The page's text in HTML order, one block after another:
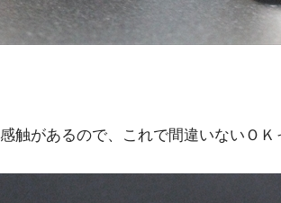
触があるので、これで間違いないＯＫ